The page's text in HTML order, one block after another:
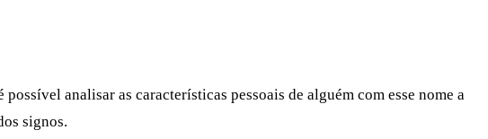
analisar as características pessoais de alguém com esse nome a
signos.